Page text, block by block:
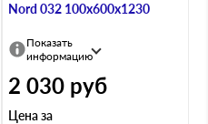
Nord 032 100х600х1230
Показать
информацию
2 030 руб
Цена за